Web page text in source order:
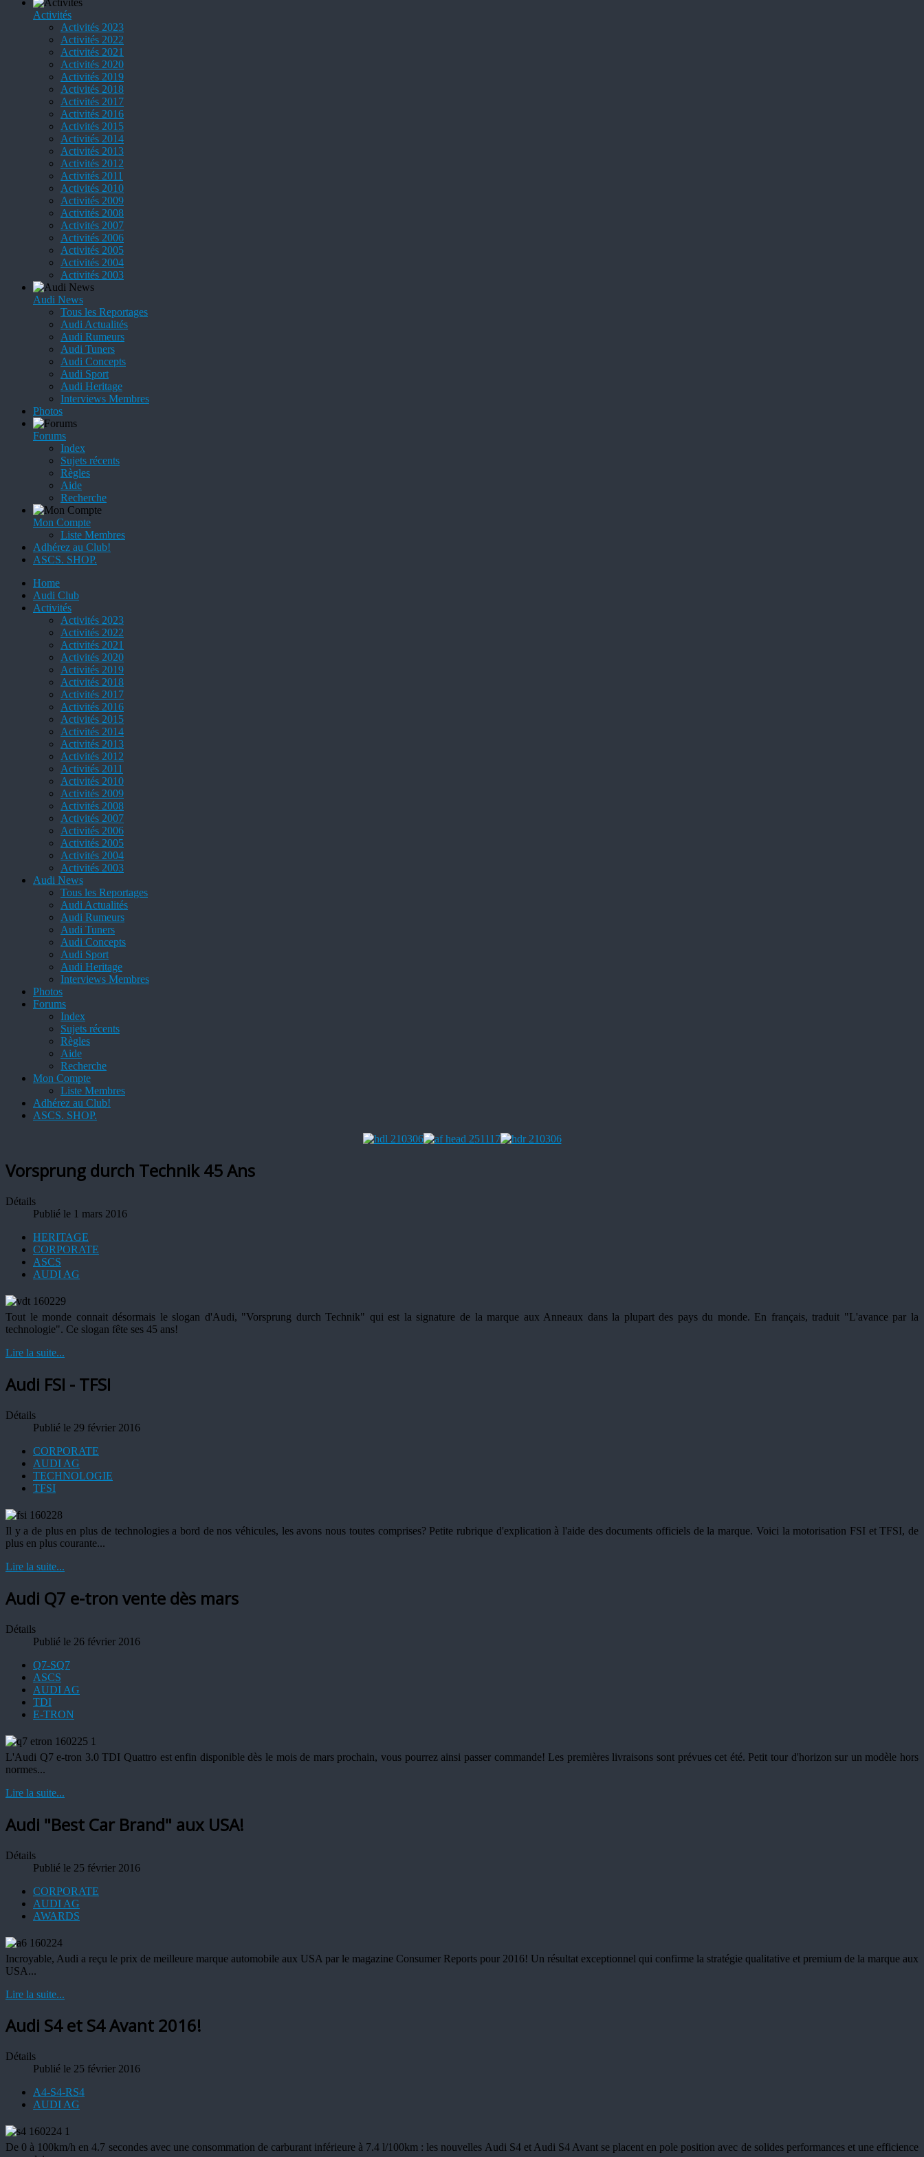
Activités
Activités 2023
Activités 2022
Activités 2021
Activités 2020
Activités 2019
Activités 2018
Activités 2017
Activités 2016
Activités 2015
Activités 2014
Activités 2013
Activités 2012
Activités 2011
Activités 2010
Activités 2009
Activités 2008
Activités 2007
Activités 2006
Activités 2005
Activités 2004
Activités 2003
Audi News
Tous les Reportages
Audi Actualités
Audi Rumeurs
Audi Tuners
Audi Concepts
Audi Sport
Audi Heritage
Interviews Membres
Photos
Forums
Index
Sujets récents
Règles
Aide
Recherche
Mon Compte
Liste Membres
Adhérez au Club!
ASCS. SHOP.
Home
Audi Club
Activités
Activités 2023
Activités 2022
Activités 2021
Activités 2020
Activités 2019
Activités 2018
Activités 2017
Activités 2016
Activités 2015
Activités 2014
Activités 2013
Activités 2012
Activités 2011
Activités 2010
Activités 2009
Activités 2008
Activités 2007
Activités 2006
Activités 2005
Activités 2004
Activités 2003
Audi News
Tous les Reportages
Audi Actualités
Audi Rumeurs
Audi Tuners
Audi Concepts
Audi Sport
Audi Heritage
Interviews Membres
Photos
Forums
Index
Sujets récents
Règles
Aide
Recherche
Mon Compte
Liste Membres
Adhérez au Club!
ASCS. SHOP.
Vorsprung durch Technik 45 Ans
Détails
Publié le 1 mars 2016
HERITAGE
CORPORATE
ASCS
AUDI AG
Tout le monde connait désormais le slogan d'Audi, "Vorsprung durch Technik" qui est la signature de la marque aux Anneaux dans la plupart des pays du monde. En français, traduit "L'avance par la
technologie". Ce slogan fête ses 45 ans!
Lire la suite...
Audi FSI - TFSI
Détails
Publié le 29 février 2016
CORPORATE
AUDI AG
TECHNOLOGIE
TFSI
Il y a de plus en plus de technologies a bord de nos véhicules, les avons nous toutes comprises? Petite rubrique d'explication à l'aide des documents officiels de la marque. Voici la motorisation FSI et TFSI, de
plus en plus courante...
Lire la suite...
Audi Q7 e-tron vente dès mars
Détails
Publié le 26 février 2016
Q7-SQ7
ASCS
AUDI AG
TDI
E-TRON
L'Audi Q7 e-tron 3.0 TDI Quattro est enfin disponible dès le mois de mars prochain, vous pourrez ainsi passer commande! Les premières livraisons sont prévues cet été. Petit tour d'horizon sur un modèle hors
normes...
Lire la suite...
Audi "Best Car Brand" aux USA!
Détails
Publié le 25 février 2016
CORPORATE
AUDI AG
AWARDS
Incroyable, Audi a reçu le prix de meilleure marque automobile aux USA par le magazine Consumer Reports pour 2016! Un résultat exceptionnel qui confirme la stratégie qualitative et premium de la marque aux
USA...
Lire la suite...
Audi S4 et S4 Avant 2016!
Détails
Publié le 25 février 2016
A4-S4-RS4
AUDI AG
De 0 à 100km/h en 4.7 secondes avec une consommation de carburant inférieure à 7.4 l/100km : les nouvelles Audi S4 et Audi S4 Avant se placent en pole position avec de solides performances et une efficience